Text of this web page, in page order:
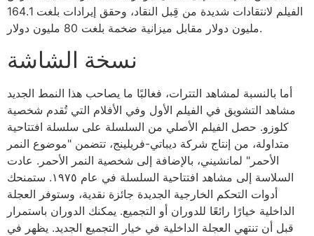
الفيلم لانتقادات شديدة من قِبل النقاد، وحقق إيرادات بلغت 164.1
مليون دولار مقابل ميزانية ضخمة بلغت 80 مليون دولار.
نسخة الشاشة
أما بالنسبة لمشاهد التترات، فغالبًا ما يصاحب هذا النمط الجديد
مشاهد التشويق في الفيلم الأول وفي الأفلام التي تُقدم شخصية
كلوزو. حصل الفيلم الأصلي من السلسلة على سلسلة افتتاحية
متداولة، من إنتاج شركة ديباتي-فريلينج، تتضمن "موضوع النمر
الأحمر" لمانشيني، بالإضافة إلى شخصية النمر الأحمر. عادت
السلاسة إلى مشاهد افتتاحية السلسلة في عام ١٩٧٥. ستمنحك
أدوات التحكم الخارجية الجديدة جائزة نقدية، وستوفر العجلة
الداخلية خيارًا رائعًا للدوران أو التجميع. يمكنك الدوران باستمرار
قبل أن تنتهي العجلة الداخلية في خيار التجميع الجديد. يظهر في